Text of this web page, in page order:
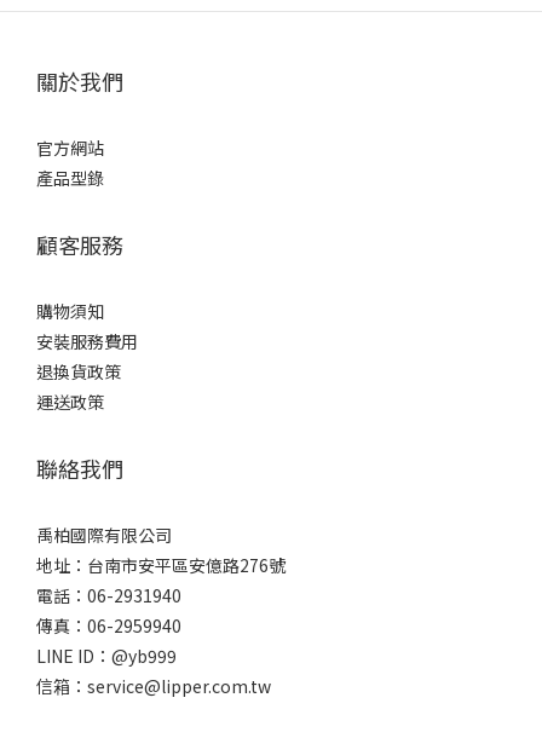
關於我們
官方網站
產品型錄
顧客服務
購物須知
安裝服務費用
退換貨政策
運送政策
聯絡我們
禹柏國際有限公司
地址：台南市安平區安億路276號
電話：06-2931940
傳真：06-2959940
LINE ID：@yb999
信箱：service@lipper.com.tw